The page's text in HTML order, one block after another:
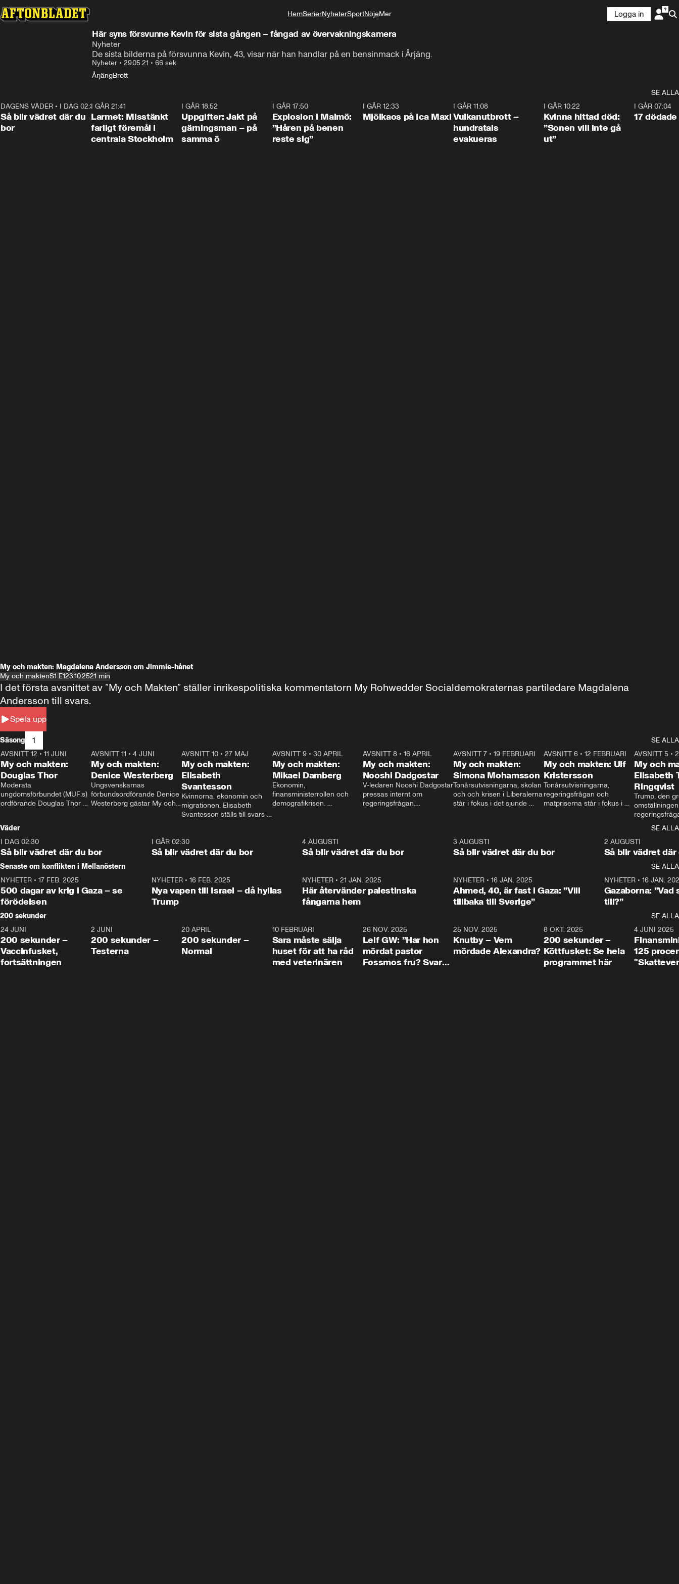
HemSerierNyheterSportNöjeMer
Livsstil
Logga in
Här syns försvunne Kevin för sista gången – fångad av övervakningskamera
Nyheter
De sista bilderna på försvunna Kevin, 43, visar när han handlar på en bensinmack i Årjäng.
Nyheter • 29.05.21 • 66 sek
ÅrjängBrott
SE ALLA
1:06
DAGENS VÄDER • I DAG 02:30
Så blir vädret där du
bor
I GÅR 21:41
Larmet: Misstänkt
farligt föremål i
centrala Stockholm
I GÅR 18:52
Uppgifter: Jakt på
gärningsman – på
samma ö
I GÅR 17:50
Explosion i Malmö:
”Håren på benen
reste sig”
I GÅR 12:33
Mjölkaos på Ica Maxi
I GÅR 11:08
Vulkanutbrott –
hundratals
evakueras
I GÅR 10:22
Kvinna hittad död:
”Sonen vill inte gå
ut”
I GÅR 07:04
17
My och makten: Magdalena Andersson om Jimmie-hånet
My och maktenS1 E123.10.2521 min
Spela upp
I det första avsnittet av ”My och Makten” ställer inrikespolitiska kommentatorn My Rohwedder Socialdemokraternas partiledare Magdalena
Andersson till svars.
Säsong 1
SE ALLA
26:27
AVSNITT 12 • 11 JUNI
My och makten:
Douglas Thor
Moderata
ungdomsförbundet (MUF:s)
ordförande Douglas Thor
tonårsutvisningarna och hur
Moderaterna ska locka
väljare till valet i höst.
23:40
AVSNITT 11 •4 JUNI
My och makten:
Denice Westerberg
Ungsvenskarnas
förbundsordförande Denice
Westerberg gästar My och
AVSNITT 10 •27 MAJ
My och makten:
Elisabeth
Svantesson
Kvinnorna, ekonomin och
migrationen. Elisabeth
Svantesson ställs till svars
AVSNITT 9• 30 APRIL
My och makten:
Mikael Damberg
Ekonomin,
finansministerrollen och
demografikrisen.
och Makten.
AVSNITT 8• 16 APRIL
My och makten:
Nooshi Dadgostar
V-ledaren Nooshi Dadgostar
pressas internt om
regeringsfrågan.
– Vi ställer upp i val. Ska vi
vara med så sitter vi förstås
24:30
AVSNITT 7• 19 FEBRUARI
My och makten:
Simona Mohamsson
Tonårsutvisningarna, skolan
och och krisen i Liberalerna
står i fokus i det sjunde
kommentator My
Rohwedder ställer
utbildnings- och
Mohamsson till svars.
27:30
AVSNITT 6 •12 FEBRUARI
My och makten: Ulf
Kristersson
Tonårsutvisningarna,
regeringsfrågan och
matpriserna står i fokus i
Rohwedder ställer
statsminister Ulf Kristersson
AVSNITT 5 •
My och
Elisabeth
Ringqvist
Trump, den
centrum i
avsnittet av
Makten”. Se
Aftonbladets
Rohwedder
Thand Ring
Väder
SE ALLA
I DAG 02:30
Så blir vädret där du bor
1:06
I GÅR 02:30
Så blir vädret där du bor
4 AUGUSTI
Så blir vädret där du bor
3 AUGUSTI
Så blir vädret där du bor
2 AUGUSTI
Så blir vädret där
Senaste om konflikten i Mellanöstern
SE ALLA
NYHETER • 17 FEB. 2025
500 dagar av krig i Gaza – se
förödelsen
NYHETER• 16 FEB. 2025
Nya vapen till Israel – då hyllas
Trump
NYHETER •21 JAN. 2025
Här återvänder palestinska
fångarna hem
NYHETER• 16 JAN. 2025
Ahmed, 40, är fast i Gaza: ”Vill
tillbaka till Sverige”
NYHETER• 16 JAN.
Gazaborna:
till?”
200 sekunder
SE ALLA
5:00
24 JUNI
200 sekunder –
Vaccinfusket,
fortsättningen
4:23
2 JUNI
200 sekunder –
Testerna
20 APRIL
200 sekunder –
Normal
10 FEBRUARI
Sara måste sälja
huset för att ha råd
med veterinären
26 NOV. 2025
Leif GW: ”Har hon
mördat pastor
Fossmos fru? Svar
31:05
25 NOV. 2025
Knutby – Vem
mördade Alexandra?
4:29
8 OKT. 2025
200 sekunder –
Köttfusket: Se hela
programmet här
4 JUNI 2025
125